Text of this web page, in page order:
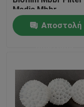
Περίπου εμείς
Media Mbbr
Τεχνολογία
Αποστολή